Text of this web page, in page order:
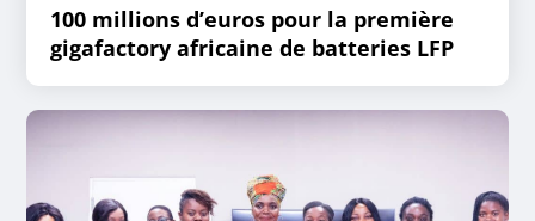
100 millions d’euros pour la première
gigafactory africaine de batteries LFP